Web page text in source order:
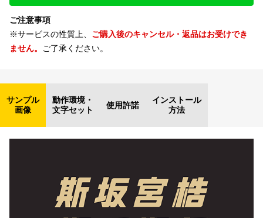
ご注意事項
※サービスの性質上、 ご購入後のキャンセル・返品はお受けでき
ません。 ご了承ください。
サンプル
画像
動作環境・
文字セット
使用許諾
インストール
方法